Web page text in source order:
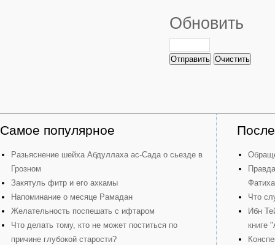
Обновить
Отправить Очистить
Самое популярное
Разьяснение шейха Абдуллаха ас-Сада о сьезде в
Грозном
Закятуль фитр и его ахкамы
Напоминание о месяце Рамадан
Желательность поспешать с ифтаром
Что делать тому, кто не может поститься по
причине глубокой старости?
Что
Ибн
книге